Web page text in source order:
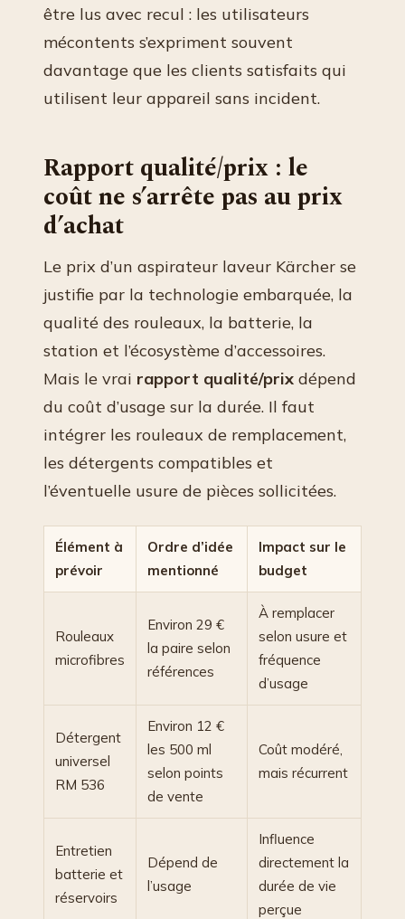
être lus avec recul : les utilisateurs
mécontents s’expriment souvent
davantage que les clients satisfaits qui
utilisent leur appareil sans incident.
Rapport qualité/prix : le
coût ne s’arrête pas au prix
d’achat
Le prix d’un aspirateur laveur Kärcher se
justifie par la technologie embarquée, la
qualité des rouleaux, la batterie, la
station et l’écosystème d’accessoires.
Mais le vrai rapport qualité/prix dépend
du coût d’usage sur la durée. Il faut
intégrer les rouleaux de remplacement,
les détergents compatibles et
l’éventuelle usure de pièces sollicitées.
Élément à
prévoir
Ordre d’idée
mentionné
Impact sur le
budget
Rouleaux
microfibres
Environ 29 €
la paire selon
références
À remplacer
selon usure et
fréquence
d’usage
Détergent
universel
RM 536
Environ 12 €
les 500 ml
selon points
de vente
Coût modéré,
mais récurrent
Entretien
batterie et
réservoirs
Dépend de
l’usage
Influence
directement la
durée de vie
perçue